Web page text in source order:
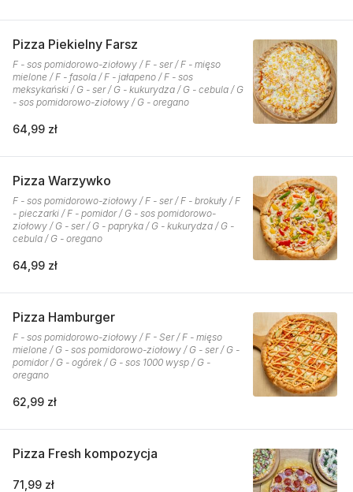
Pizza Piekielny Farsz
F - sos pomidorowo-ziołowy / F - ser / F - mięso
mielone / F - fasola / F - jałapeno / F - sos
meksykański / G - ser / G - kukurydza / G - cebula / G
- sos pomidorowo-ziołowy / G - oregano
64,99 zł
Pizza Warzywko
F - sos pomidorowo-ziołowy / F - ser / F - brokuły / F
- pieczarki / F - pomidor / G - sos pomidorowo-
ziołowy / G - ser / G - papryka / G - kukurydza / G -
cebula / G - oregano
64,99 zł
Pizza Hamburger
F - sos pomidorowo-ziołowy / F - Ser / F - mięso
mielone / G - sos pomidorowo-ziołowy / G - ser / G -
pomidor / G - ogórek / G - sos 1000 wysp / G -
oregano
62,99 zł
Pizza Fresh kompozycja
71,99 zł